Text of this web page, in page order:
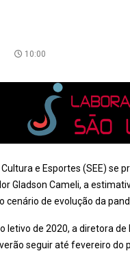
10:00
e Esportes (SEE) se
Gladson Cameli, a
cenário de evolução da
de 2020, a diretora de
seguir até fevereiro do